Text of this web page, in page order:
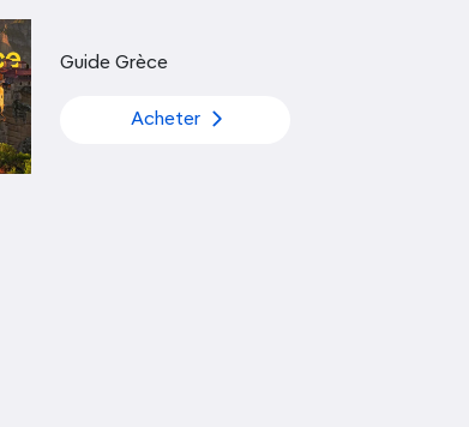
Découvrir nos articles
Guide Grèce
Acheter